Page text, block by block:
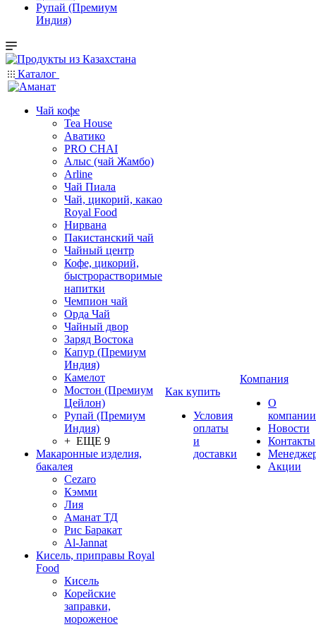
Рупай (Премиум
Индия)
Каталог
Чай кофе
Tea House
Аватико
PRO CHAI
Алыс (чай Жамбо)
Arline
Чай Пиала
Чай, цикорий, какао
Royal Food
Нирвана
Пакистанский чай
Чайный центр
Кофе, цикорий,
быстрорастворимые
напитки
Чемпион чай
Орда Чай
Чайный двор
Заряд Востока
Капур (Премиум
Индия)
Камелот
Мостон (Премиум
Цейлон)
Рупай (Премиум
Индия)
+ ЕЩЕ 9
Макаронные изделия,
бакалея
Cezaro
Кэмми
Лия
Аманат ТД
Рис Баракат
Al-Jannat
Кисель, приправы Royal
Food
Кисель
Корейские
заправки,
мороженое
Как купить
Условия
оплаты
и
доставки
Компания
О
компании
Новости
Контакты
Акции